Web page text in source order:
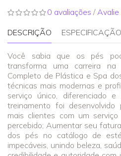
0 avaliações /
DESCRIÇÃO ESPECIFICAÇÃO
Você sabia que os pés
transforma uma carreira
Completo de Plástica e Spa
técnicas mais modernas e
serviço único, diferenciado
treinamento foi
mais clientes com um
percebido; Aumentar seu
dos pés no catálogo de
impecáveis, unindo beleza,